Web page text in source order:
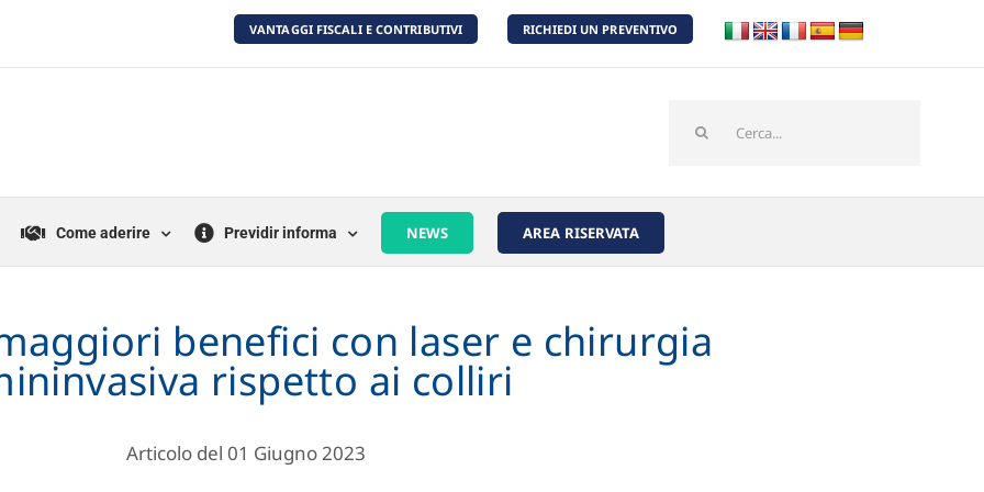
VANTAGGI FISCALI E CONTRIBUTIVI RICHIEDI UN PREVENTIVO
per:
Come aderire Previdir informa NEWS AREA RISERVATA
benefici con laser e chirurgia
rispetto ai colliri
Articolo del 01 Giugno 2023